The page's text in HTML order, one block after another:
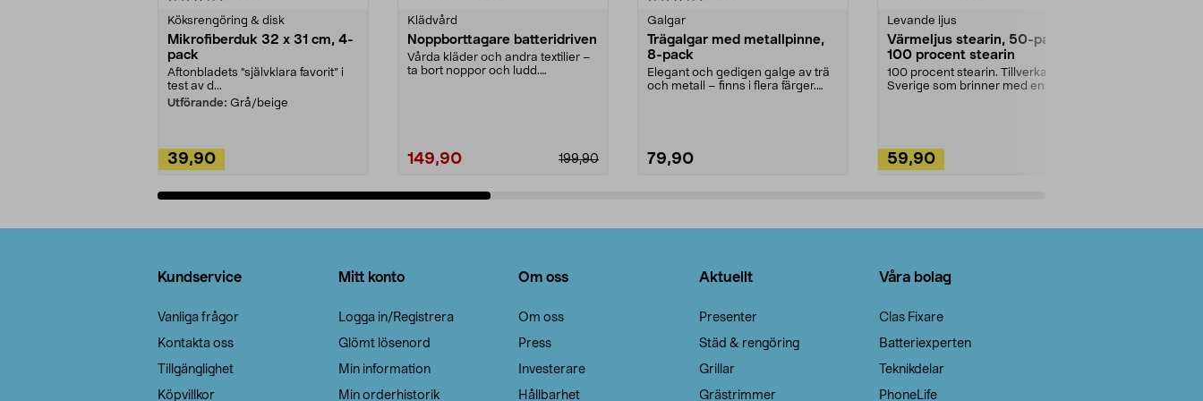
Köksrengöring & disk
Mikrofiberduk 32 x 31 cm, 4-
pack
Aftonbladets "självklara favorit” i
test av d...
Utförande: Grå/beige
39,90
Klädvård
Noppborttagare batteridriven
Vårda kläder och andra textilier –
ta bort noppor och ludd.
199,90
149,90
Galgar
Trägalgar med metallpinne,
8-pack
Elegant och gedigen galge av trä
och metall – finns i flera färger.
79,90
Levande ljus
Värmeljus stearin, 50-pack,
100 procent stearin
100 procent stearin. Tillverkade i
Sverige som brinner med en
59,90
Kundservice
Vanliga frågor
Kontakta oss
Tillgänglighet
Köpvillkor
Mitt konto
Logga in/Registrera
Glömt lösenord
Min information
Min orderhistorik
Om oss
Om oss
Press
Investerare
Hållbarhet
Aktuellt
Presenter
Städ & rengöring
Grillar
Grästrimmer
Våra bolag
Clas Fixare
Batteriexperten
Teknikdelar
PhoneLife